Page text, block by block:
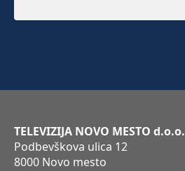
TELEVIZIJA NOVO MESTO d.o.o.
Podbevškova ulica 12
8000 Novo mesto